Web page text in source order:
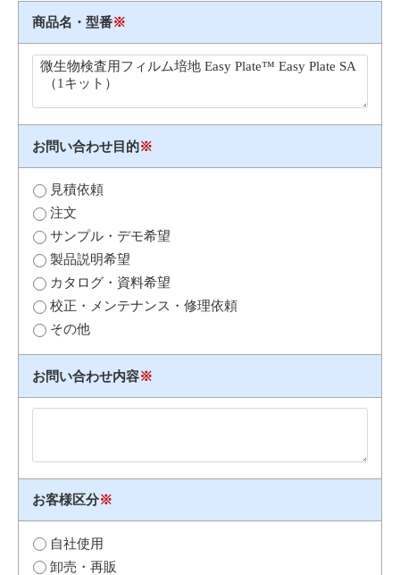
商品名・型番※
お問い合わせ目的※
見積依頼
注文
サンプル・デモ希望
製品説明希望
カタログ・資料希望
校正・メンテナンス・修理依頼
その他
お問い合わせ内容※
お客様区分※
自社使用
卸売・再販